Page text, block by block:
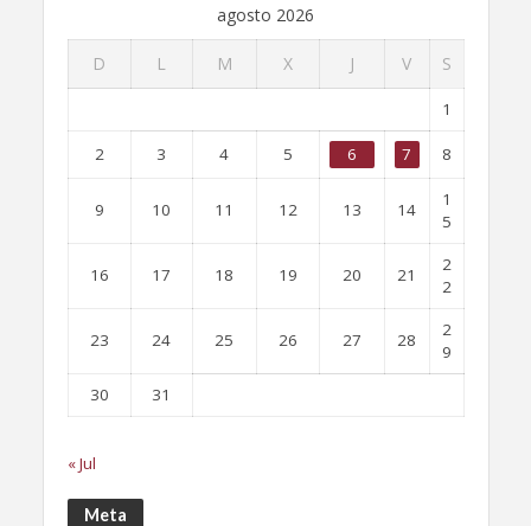
agosto 2026
D L M X J V S
1
2 3 4 5 6 7 8
9 10 11 12 13 14
1
5
16 17 18 19 20 21
2
2
23 24 25 26 27 28
2
9
30
31
« Jul
Meta